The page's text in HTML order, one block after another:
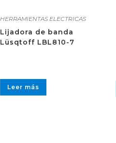
HERRAMIENTAS ELECTRICAS
Lijadora de banda
Lüsqtoff LBL810-7
Leer más